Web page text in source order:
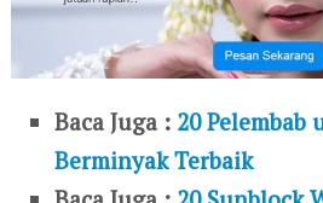
Baca Juga : 20
Berminyak Terbaik